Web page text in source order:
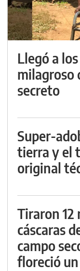
Llegó a
milagroso
secreto
Super-
tierra y el
original
Tiraron 12
cáscaras
campo
floreció